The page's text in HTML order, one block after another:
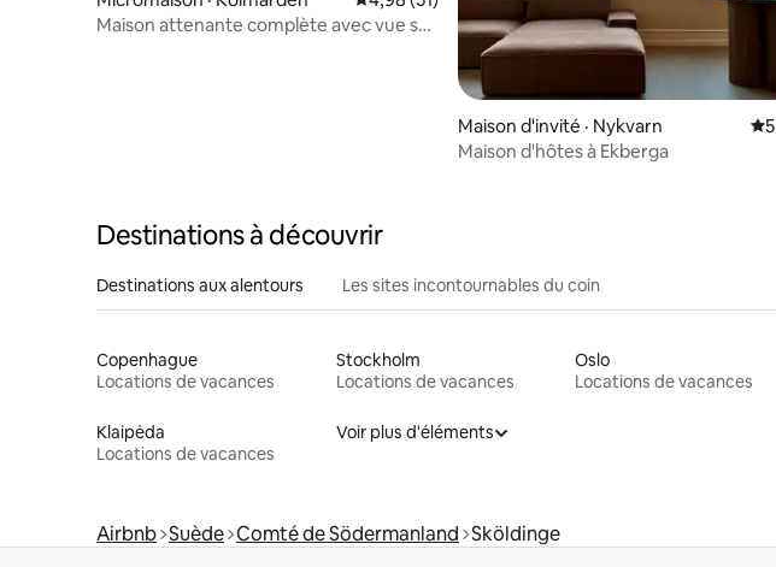
Maison attenante complète avec vue sur
Maison d'invité · Nykvarn
Maison d'hôtes à Ekberga
Destinations à découvrir
Destinations aux alentours Les sites incontournables du coin
Copenhague
Locations de vacances
Stockholm
Locations de vacances
Oslo
Locations de vacances
Klaipėda
Locations de vacances
Voir plus d'éléments
Airbnb Suède Comté de Södermanland Sköldinge